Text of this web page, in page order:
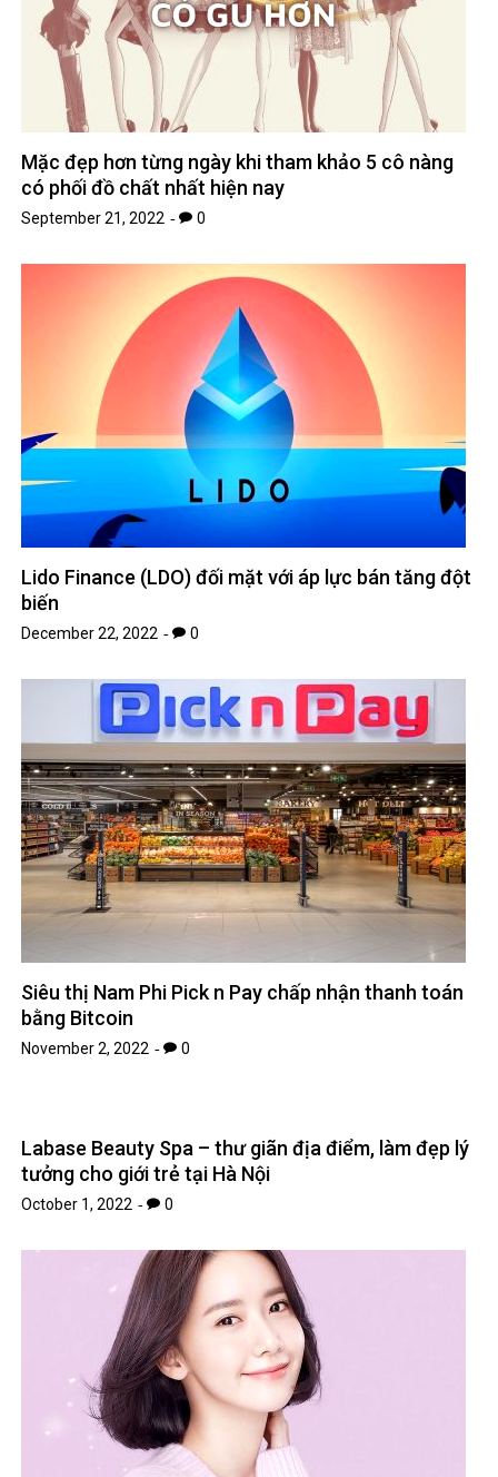
Mặc đẹp hơn từng ngày khi tham khảo 5 cô nàng
có phối đồ chất nhất hiện nay
September 21, 2022 0
Lido Finance (LDO) đối mặt với áp lực bán tăng đột
biến
December 22, 2022 0
Siêu thị Nam Phi Pick n Pay chấp nhận thanh toán
bằng Bitcoin
November 2, 2022 0
Labase Beauty Spa – thư giãn địa điểm, làm đẹp lý
tưởng cho giới trẻ tại Hà Nội
October 1, 2022 0